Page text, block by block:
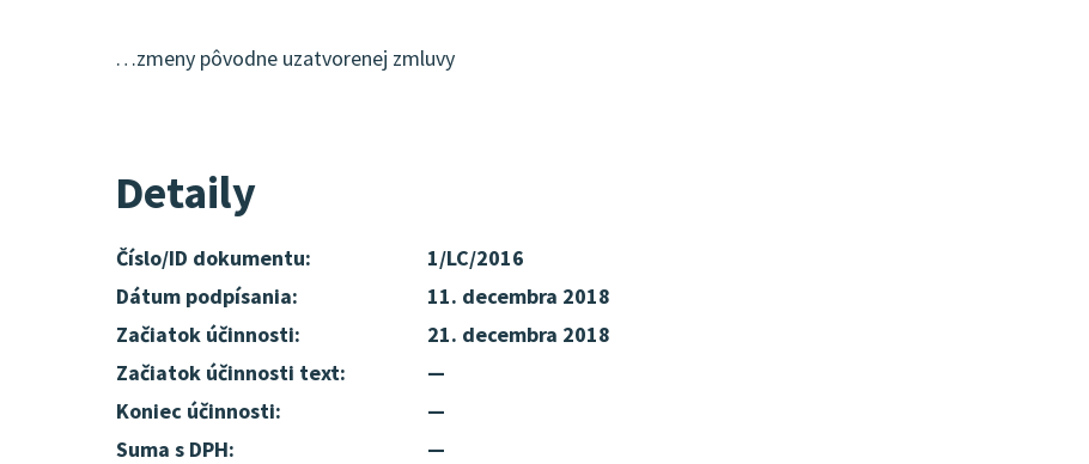
…zmeny pôvodne uzatvorenej zmluvy
Detaily
Číslo/ID dokumentu:
1/LC/2016
Dátum podpísania:
11. decembra 2018
Začiatok účinnosti:
21. decembra 2018
Začiatok účinnosti text:
—
Koniec účinnosti:
—
Suma s DPH:
—